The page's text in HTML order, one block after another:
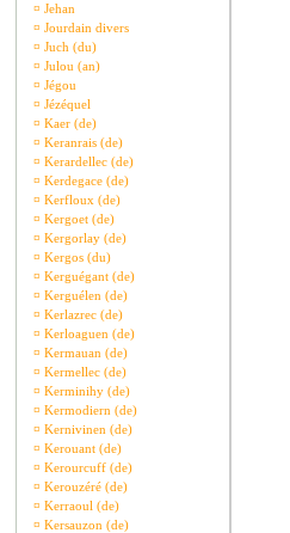
¤ Jehan
¤ Jourdain divers
¤ Juch (du)
¤ Julou (an)
¤ Jégou
¤ Jézéquel
¤ Kaer (de)
¤ Keranrais (de)
¤ Kerardellec (de)
¤ Kerdegace (de)
¤ Kerfloux (de)
¤ Kergoet (de)
¤ Kergorlay (de)
¤ Kergos (du)
¤ Kerguégant (de)
¤ Kerguélen (de)
¤ Kerlazrec (de)
¤ Kerloaguen (de)
¤ Kermauan (de)
¤ Kermellec (de)
¤ Kerminihy (de)
¤ Kermodiern (de)
¤ Kernivinen (de)
¤ Kerouant (de)
¤ Kerourcuff (de)
¤ Kerouzéré (de)
¤ Kerraoul (de)
¤ Kersauzon (de)